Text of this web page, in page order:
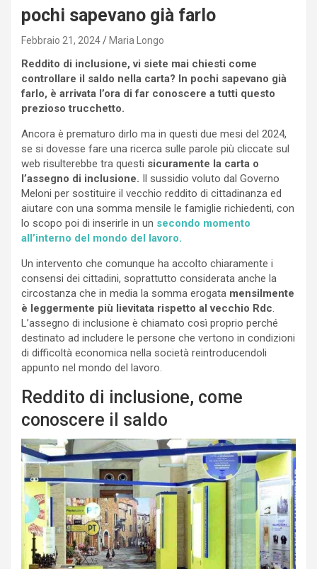
pochi sapevano già farlo
Febbraio 21, 2024 Maria Longo
Reddito di inclusione, vi siete mai chiesti come
controllare il saldo nella carta? In pochi sapevano già
farlo, è arrivata l’ora di far conoscere a tutti questo
prezioso trucchetto.
Ancora è prematuro dirlo ma in questi due mesi del 2024,
se si dovesse fare una ricerca sulle parole più cliccate sul
web risulterebbe tra questi sicuramente la carta o
l’assegno di inclusione. Il sussidio voluto dal Governo
Meloni per sostituire il vecchio reddito di cittadinanza ed
aiutare con una somma mensile le famiglie richiedenti, con
lo scopo poi di inserirle in un secondo momento
all’interno del mondo del lavoro.
Un intervento che comunque ha accolto chiaramente i
consensi dei cittadini, soprattutto considerata anche la
circostanza che in media la somma erogata mensilmente
è leggermente più lievitata rispetto al vecchio Rdc.
L’assegno di inclusione è chiamato così proprio perché
destinato ad includere le persone che vertono in condizioni
di difficoltà economica nella società reintroducendoli
appunto nel mondo del lavoro.
Reddito di inclusione, come
conoscere il saldo